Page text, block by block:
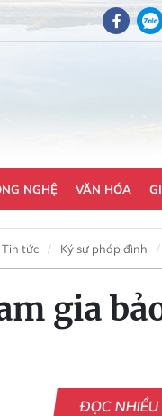
NGHỆ VĂN HÓA
Tin tức Ký sự pháp đình
gia
ĐỌC NHIỀU